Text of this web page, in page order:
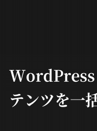
WordPress
テンツを一